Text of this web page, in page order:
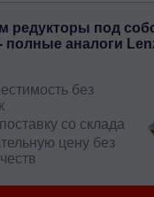
редукторы под
полные аналоги
без
со склада
цену без